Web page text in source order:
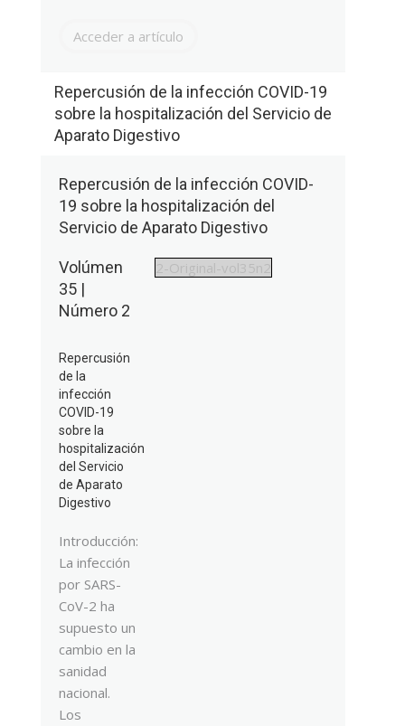
Acceder a artículo
Repercusión de la infección COVID-19
sobre la hospitalización del Servicio de
Aparato Digestivo
Repercusión de la infección COVID-
19 sobre la hospitalización del
Servicio de Aparato Digestivo
Volúmen
35 |
Número 2
Repercusión
de la
infección
COVID-19
sobre la
hospitalización
del Servicio
de Aparato
Digestivo
Introducción:
La infección
por SARS-
CoV-2 ha
supuesto un
cambio en la
sanidad
nacional.
Los
2-Original-vol35n2